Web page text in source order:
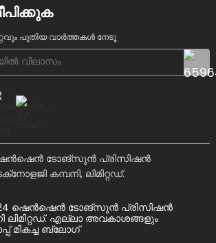
പുതിയ വാർത്തകൾ നേടൂ
ടോങ്‌സുൻ പ്രിസിഷൻ
കമ്പനി, ലിമിറ്റഡ്.
ഷെൻ‌ഷെൻ ടോങ്‌സുൻ പ്രിസിഷൻ
ലിമിറ്റഡ്. എല്ലാ അവകാശങ്ങളും
മികച്ച ബ്ലോഗ്